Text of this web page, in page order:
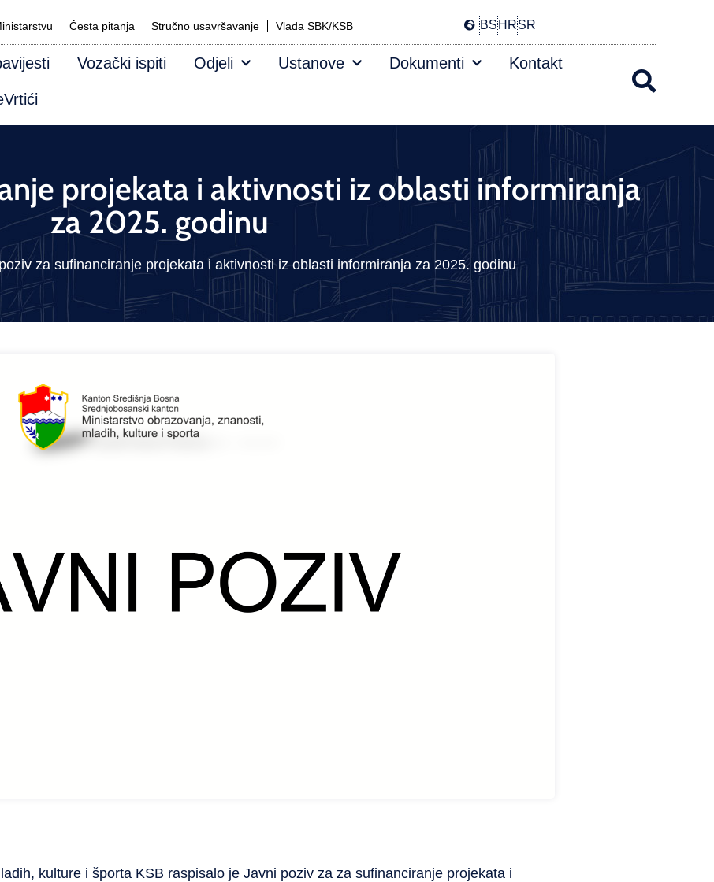
Česta pitanja Stručno usavršavanje Vlada SBK/KSB BSHRSR
Vozački ispiti Odjeli Ustanove Dokumenti Kontakt
projekata i aktivnosti iz oblasti informiranja
za 2025. godinu
za sufinanciranje projekata i aktivnosti iz oblasti informiranja za 2025. godinu
kulture i športa KSB raspisalo je Javni poziv za za sufinanciranje projekata i